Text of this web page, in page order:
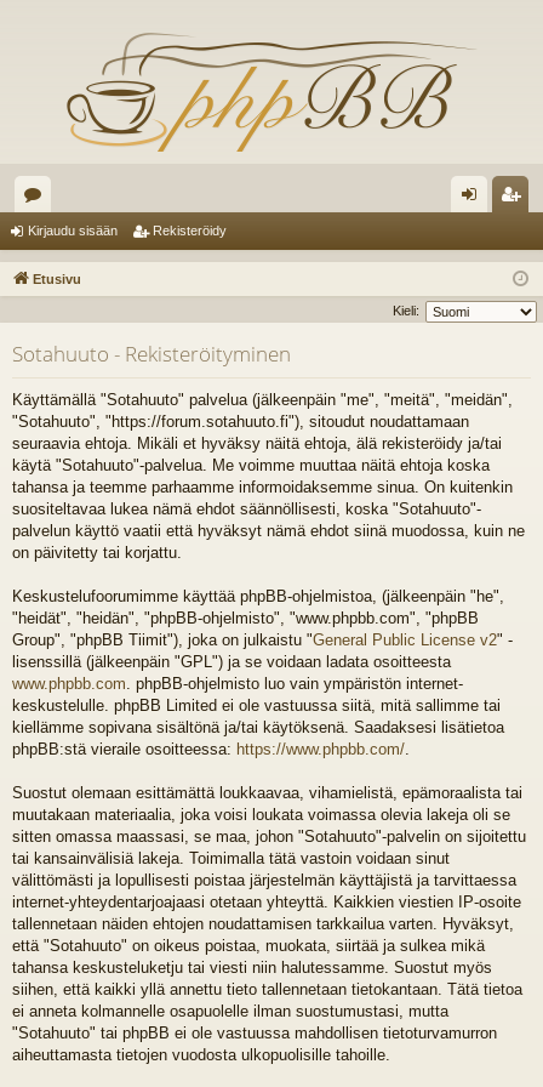
es
ku
ua
lu
ee
t
au
du
sä
ist
er
dy
Kirjaudu sisään Rekisteröidy
Etusivu
Kieli:
Sotahuuto - Rekisteröityminen
Käyttämällä "Sotahuuto" palvelua (jälkeenpäin "me", "meitä", "meidän",
"Sotahuuto", "https://forum.sotahuuto.fi"), sitoudut noudattamaan
seuraavia ehtoja. Mikäli et hyväksy näitä ehtoja, älä rekisteröidy ja/tai
käytä "Sotahuuto"-palvelua. Me voimme muuttaa näitä ehtoja koska
tahansa ja teemme parhaamme informoidaksemme sinua. On kuitenkin
suositeltavaa lukea nämä ehdot säännöllisesti, koska "Sotahuuto"-
palvelun käyttö vaatii että hyväksyt nämä ehdot siinä muodossa, kuin ne
on päivitetty tai korjattu.
Keskustelufoorumimme käyttää phpBB-ohjelmistoa, (jälkeenpäin "he",
"heidät", "heidän", "phpBB-ohjelmisto", "www.phpbb.com", "phpBB
Group", "phpBB Tiimit"), joka on julkaistu "General Public License v2" -
lisenssillä (jälkeenpäin "GPL") ja se voidaan ladata osoitteesta
www.phpbb.com . phpBB-ohjelmisto luo vain ympäristön internet-
keskustelulle. phpBB Limited ei ole vastuussa siitä, mitä sallimme tai
kiellämme sopivana sisältönä ja/tai käytöksenä. Saadaksesi lisätietoa
phpBB:stä vieraile osoitteessa: https://www.phpbb.com/
Suostut olemaan esittämättä loukkaavaa, vihamielistä, epämoraalista tai
muutakaan materiaalia, joka voisi loukata voimassa olevia lakeja oli se
sitten omassa maassasi, se maa, johon "Sotahuuto"-palvelin on sijoitettu
tai kansainvälisiä lakeja. Toimimalla tätä vastoin voidaan sinut
välittömästi ja lopullisesti poistaa järjestelmän käyttäjistä ja tarvittaessa
internet-yhteydentarjoajaasi otetaan yhteyttä. Kaikkien viestien IP-osoite
tallennetaan näiden ehtojen noudattamisen tarkkailua varten. Hyväksyt,
että "Sotahuuto" on oikeus poistaa, muokata, siirtää ja sulkea mikä
tahansa keskusteluketju tai viesti niin halutessamme. Suostut myös
siihen, että kaikki yllä annettu tieto tallennetaan tietokantaan. Tätä tietoa
ei anneta kolmannelle osapuolelle ilman suostumustasi, mutta
"Sotahuuto" tai phpBB ei ole vastuussa mahdollisen tietoturvamurron
aiheuttamasta tietojen vuodosta ulkopuolisille tahoille.